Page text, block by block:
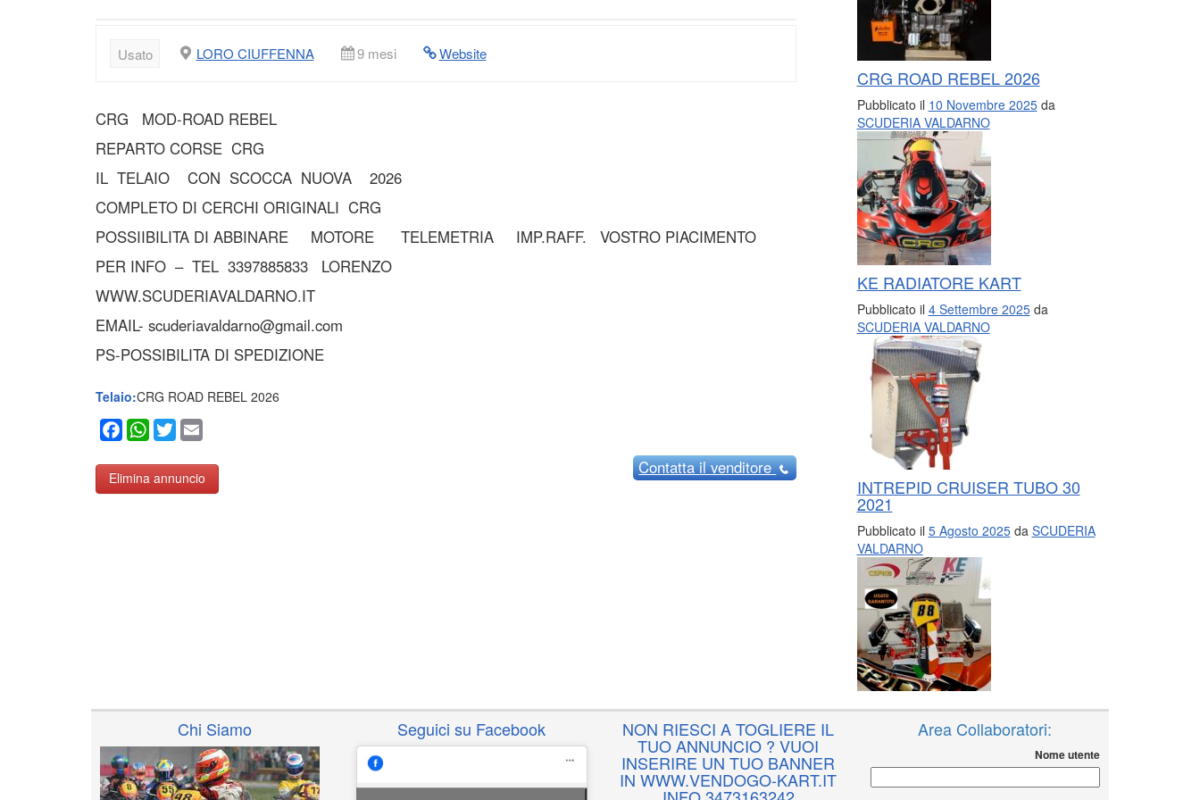
Usato LORO CIUFFENNA 9 mesi Website
CRG MOD-ROAD REBEL
REPARTO CORSE CRG
IL TELAIO CON SCOCCA NUOVA 2026
COMPLETO DI CERCHI ORIGINALI CRG
POSSIIBILITA DI ABBINARE MOTORE TELEMETRIA IMP.RAFF. VOSTRO PIACIMENTO
PER INFO – TEL 3397885833 LORENZO
WWW.SCUDERIAVALDARNO.IT
EMAIL- scuderiavaldarno@gmail.com
PS-POSSIBILITA DI SPEDIZIONE
Telaio:CRG ROAD REBEL 2026
Facebook
WhatsApp
Twitter
Elimina annuncio
Contattail venditore
CRG ROAD REBEL 2026
Pubblicato il 10 Novembre 2025da
SCUDERIA VALDARNO
KE RADIATORE KART
Pubblicato il 4 Settembre 2025da
SCUDERIA VALDARNO
INTREPID CRUISER TUBO 30
2021
Pubblicato il 5 Agosto 2025da SCUDERIA
VALDARNO
Chi Siamo Seguici su Facebook NON RIESCI A TOGLIERE IL
TUO ANNUNCIO ? VUOI
INSERIRE UN TUO BANNER
IN WWW.VENDOGO-KART.IT
Area Collaboratori:
Nome utente